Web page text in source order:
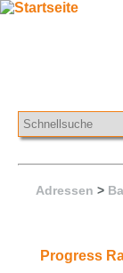
Adressen >
Progress